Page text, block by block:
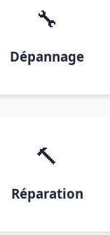
🔧
Dépannage
🔨
Réparation